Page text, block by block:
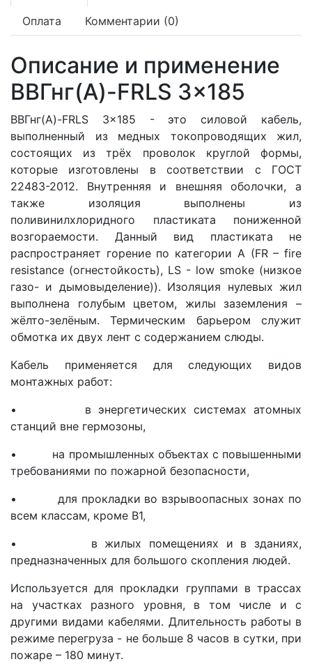
Оплата Комментарии (0)
Описание и применение
ВВГнг(A)-FRLS 3x185
ВВГнг(A)-FRLS 3x185 - это силовой кабель,
выполненный из медных токопроводящих жил,
состоящих из трёх проволок круглой формы,
которые изготовлены в соответствии с ГОСТ
22483-2012. Внутренняя и внешняя оболочки, а
также изоляция выполнены из
поливинилхлоридного пластиката пониженной
возгораемости. Данный вид пластиката не
распространяет горение по категории A (FR – fire
resistance (огнестойкость), LS - low smoke (низкое
газо- и дымовыделение)). Изоляция нулевых жил
выполнена голубым цветом, жилы заземления –
жёлто-зелёным. Термическим барьером служит
обмотка их двух лент с содержанием слюды.
Кабель применяется для следующих видов
монтажных работ:
• в энергетических системах атомных
станций вне гермозоны,
• на промышленных объектах с повышенными
требованиями по пожарной безопасности,
• для прокладки во взрывоопасных зонах по
всем классам, кроме В1,
• в жилых помещениях и в зданиях,
предназначенных для большого скопления людей.
Используется для прокладки группами в трассах
на участках разного уровня, в том числе и с
другими видами кабелями. Длительность работы в
режиме перегруза - не больше 8 часов в сутки, при
пожаре – 180 минут.